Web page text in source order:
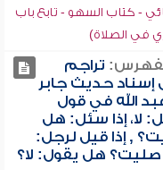
- كتاب السهو - تابع باب
في الصلاة)
تراجم
إسناد حديث جابر
الله في قول
لا، إذا سئل: هل
, إذا قيل لرجل:
هل يقول: لا؟